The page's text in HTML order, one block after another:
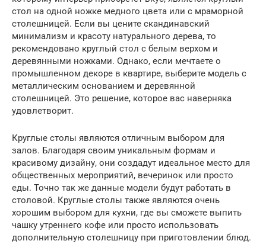
стол на одной ножке медного цвета или с мраморной
столешницей. Если вы цените скандинавский
минимализм и красоту натурального дерева, то
рекомендовано круглый стол с белым верхом и
деревянными ножками. Однако, если мечтаете о
промышленном декоре в квартире, выберите модель с
металлическим основанием и деревянной
столешницей. Это решение, которое вас наверняка
удовлетворит.
Круглые столы являются отличным выбором для
залов. Благодаря своим уникальным формам и
красивому дизайну, они создадут идеальное место для
общественных мероприятий, вечеринок или просто
еды. Точно так же данные модели будут работать в
столовой. Круглые столы также являются очень
хорошим выбором для кухни, где вы сможете выпить
чашку утреннего кофе или просто использовать
дополнительную столешницу при приготовлении блюд.